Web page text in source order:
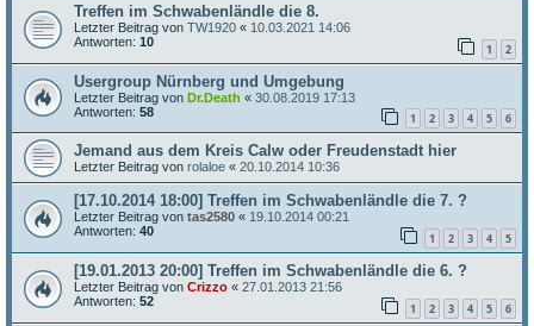
Treffen im Schwabenländle die 8.
Letzter Beitrag von TW1920 « 10.03.2021 14:06
Antworten: 10 1 2
Usergroup Nürnberg und Umgebung
Letzter Beitrag von Dr.Death « 30.08.2019 17:13
Antworten: 58 1 2 3 4 5 6
Jemand aus dem Kreis Calw oder Freudenstadt hier
Letzter Beitrag von rolaloe « 20.10.2014 10:36
[17.10.2014 18:00] Treffen im Schwabenländle die 7. ?
Letzter Beitrag von tas2580 « 19.10.2014 00:21
Antworten: 40 1 2 3 4 5
[19.01.2013 20:00] Treffen im Schwabenländle die 6. ?
Letzter Beitrag von Crizzo « 27.01.2013 21:56
Antworten: 52 1 2 3 4 5 6